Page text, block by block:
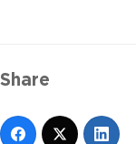
Share